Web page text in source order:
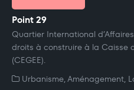
Point 29
Quartier International
droits à construire à la Caisse
(CEGEE).
Urbanisme, Aménagement,